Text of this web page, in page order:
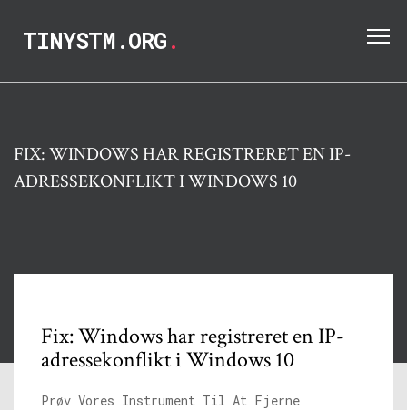
TINYSTM.ORG.
FIX: WINDOWS HAR REGISTRERET EN IP-
ADRESSEKONFLIKT I WINDOWS 10
Fix: Windows har registreret en IP-
adressekonflikt i Windows 10
Prøv Vores Instrument Til At Fjerne